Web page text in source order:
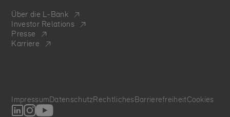
Über die L‑Bank
Investor Relations
Presse
Karriere
ImpressumDatenschutzRechtlichesBarrierefreiheitCookies